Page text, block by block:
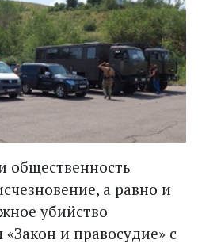
общественность
а равно и
убийство
и правосудие» с